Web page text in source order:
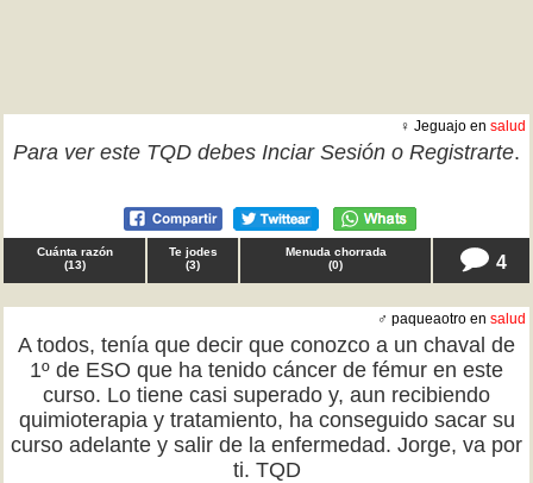
♀ Jeguajo en salud
Para ver este TQD debes Inciar Sesión o Registrarte.
Cuánta razón
(13)
Te jodes
(3)
Menuda chorrada
(0) 4
♂ paqueaotro en salud
A todos, tenía que decir que conozco a un chaval de
1º de ESO que ha tenido cáncer de fémur en este
curso. Lo tiene casi superado y, aun recibiendo
quimioterapia y tratamiento, ha conseguido sacar su
curso adelante y salir de la enfermedad. Jorge, va por
ti. TQD